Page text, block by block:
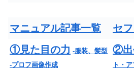
マニュアル記事一覧
セ
①見た目の力 -服装、髪型
-プロフ画像作成
②出
ト・